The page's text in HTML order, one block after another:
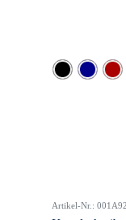
Artikel-Nr.: